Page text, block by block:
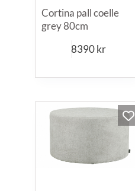
Cortina pall coelle
grey 80cm
8390kr